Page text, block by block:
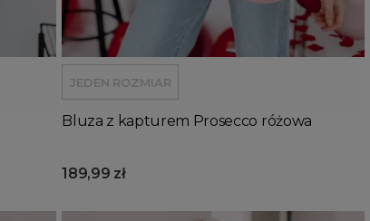
Dodaj do koszyka
JEDEN ROZMIAR
Bluza z kapturem Prosecco różowa
189,99 zł